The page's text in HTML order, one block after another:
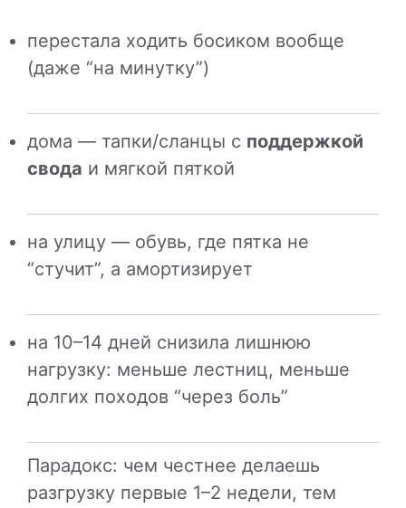
перестала ходить босиком вообще
(даже “на минутку”)
дома — тапки/сланцы с поддержкой
свода и мягкой пяткой
на улицу — обувь, где пятка не
“стучит”, а амортизирует
на 10–14 дней снизила лишнюю
нагрузку: меньше лестниц, меньше
долгих походов “через боль”
Парадокс: чем честнее делаешь
разгрузку первые 1–2 недели, тем